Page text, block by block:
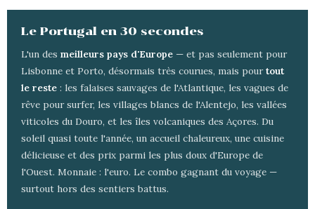
Le Portugal en 30 secondes
L'un desmeilleurs pays d'Europe — et pas seulement pour
Lisbonne et Porto, désormais très courues, mais pourtout
le reste : les falaises sauvages de l'Atlantique, les vagues de
rêve pour surfer, les villages blancs de l'Alentejo, les vallées
viticoles du Douro, et les îles volcaniques des Açores. Du
soleil quasi toute l'année, un accueil chaleureux, une cuisine
délicieuse et des prix parmi les plus doux d'Europe de
l'Ouest. Monnaie : l'euro. Le combo gagnant du voyage —
surtout hors des sentiers battus.